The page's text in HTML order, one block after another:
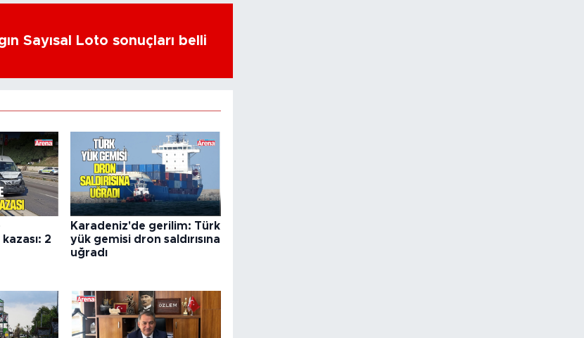
Sayısal Loto sonuçları belli
2
Karadeniz'de gerilim: Türk
yük gemisi dron saldırısına
uğradı